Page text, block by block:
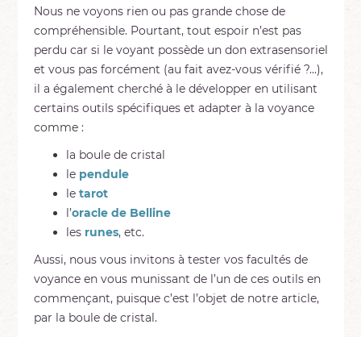
Nous ne voyons rien ou pas grande chose de
compréhensible. Pourtant, tout espoir n’est pas
perdu car si le voyant possède un don extrasensoriel
et vous pas forcément (au fait avez-vous vérifié ?...),
il a également cherché à le développer en utilisant
certains outils spécifiques et adapter à la voyance
comme :
la boule de cristal
le pendule
le tarot
l’oracle de Belline
les runes, etc.
Aussi, nous vous invitons à tester vos facultés de
voyance en vous munissant de l’un de ces outils en
commençant, puisque c’est l’objet de notre article,
par la boule de cristal.